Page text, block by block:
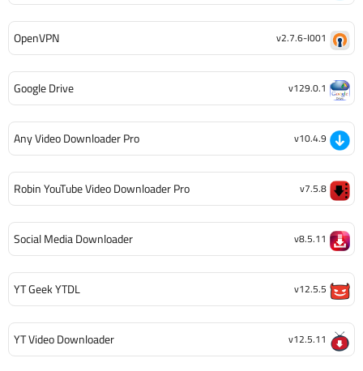
OpenVPN v2.7.6-I001
Google Drive v129.0.1
Any Video Downloader Pro v10.4.9
Robin YouTube Video Downloader Pro v7.5.8
Social Media Downloader v8.5.11
YT Geek YTDL v12.5.5
YT Video Downloader v12.5.11